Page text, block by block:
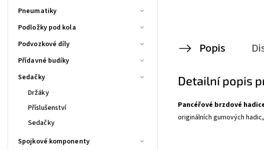
Pneumatiky
Podložky pod kola
Podvozkové díly
Přídavné budíky
Sedačky
Držáky
Příslušenství
Sedačky
Spojkové komponenty
Popis
Detailní popis
Pancéřové brzdové
originálních gumových